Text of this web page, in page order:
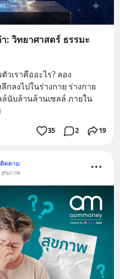
: วิทยาศาสตร์ ธรรมะ
วเราคืออะไร? ลอง
กลงไปในร่างกาย ร่างกาย
นับล้านล้านเซลล์ ภายใน
35 2 19
ติดตาม
สุขภาพ